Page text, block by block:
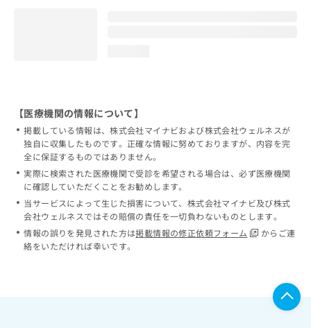
【医療機関の情報について】
掲載している情報は、株式会社マイナビおよび株式会社ウェルネスが
独自に収集したものです。正確な情報に努めておりますが、内容を完
全に保証するものではありません。
実際に検索された医療機関で受診を希望される場合は、必ず医療機関
に確認していただくことをお勧めします。
当サービスによって生じた損害について、株式会社マイナビ及び株式
会社ウェルネスではその賠償の責任を一切負わないものとします。
情報の誤りを発見された方は掲載情報の修正依頼フォーム
からご連
絡をいただければ幸いです。